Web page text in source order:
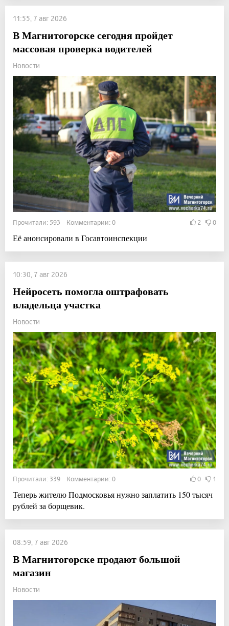
11:55, 7 авг 2026
В Магнитогорске сегодня пройдет
массовая проверка водителей
Новости
Прочитали: 593 Комментарии: 0 2 0
Её анонсировали в Госавтоинспекции
10:30, 7 авг 2026
Нейросеть помогла оштрафовать
владельца участка
Новости
Прочитали: 339 Комментарии: 0 0 1
Теперь жителю Подмосковья нужно заплатить 150 тысяч
рублей за борщевик.
08:59, 7 авг 2026
В Магнитогорске продают большой
магазин
Новости